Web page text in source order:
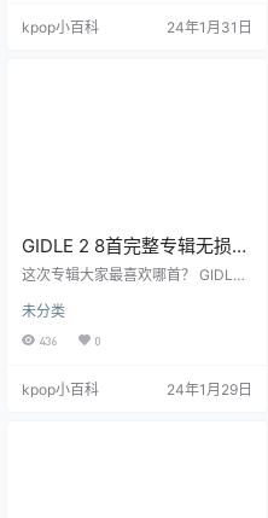
e宣布：“Minnie和宋雨琦因身体状
kpop小百科 24年1月31日
GIDLE 2 8首完整专辑无损下
载(Super
)
这次专辑大家最喜欢哪首？ GIDLE
er lady (Oh) I never lose yeah (’Ca
use got a super power) I am a god,
어서 우린 Love love lov…
未分类
436 0
kpop小百科 24年1月29日